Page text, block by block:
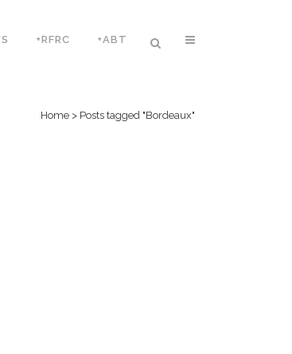
+RFRC +ABT
Home > Posts tagged "Bordeaux"